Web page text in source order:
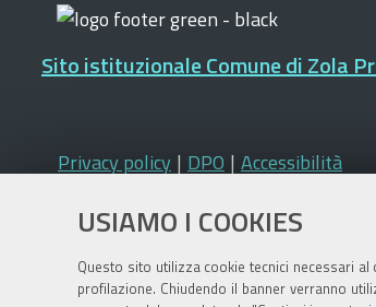
USIAMO I COOKIES
Questo sito utilizza cookie tecnici necessari
profilazione. Chiudendo il banner verranno
Sito istituzionale Comune di Zola
Privacy policy | DPO | Accessibilità